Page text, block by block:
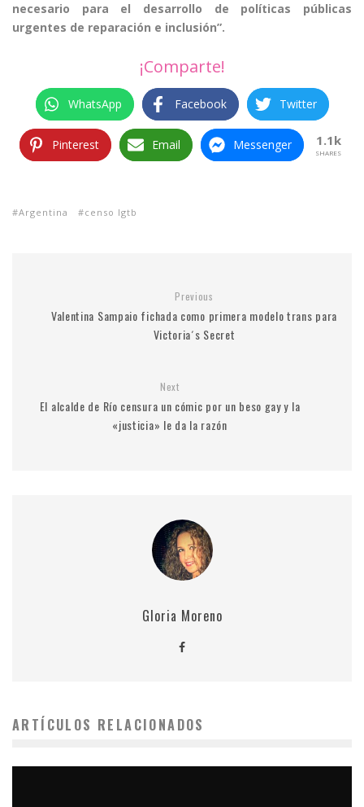
necesario para el desarrollo de políticas públicas
urgentes de reparación e inclusión”.
¡Comparte!
WhatsApp Facebook Twitter
Pinterest Email Messenger 1.1k
SHARES
Argentina censo lgtb
Previous
Valentina Sampaio fichada como primera modelo trans para
Victoria´s Secret
Next
El alcalde de Río censura un cómic por un beso gay y la
«justicia» le da la razón
Gloria Moreno
ARTÍCULOS RELACIONADOS